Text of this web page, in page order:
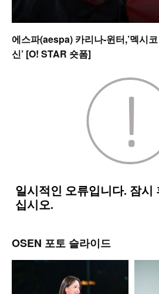
에스파(aespa) 카리나-윈터,’멕시
신’ [O! STAR 숏폼]
OSEN 포토 슬라이드